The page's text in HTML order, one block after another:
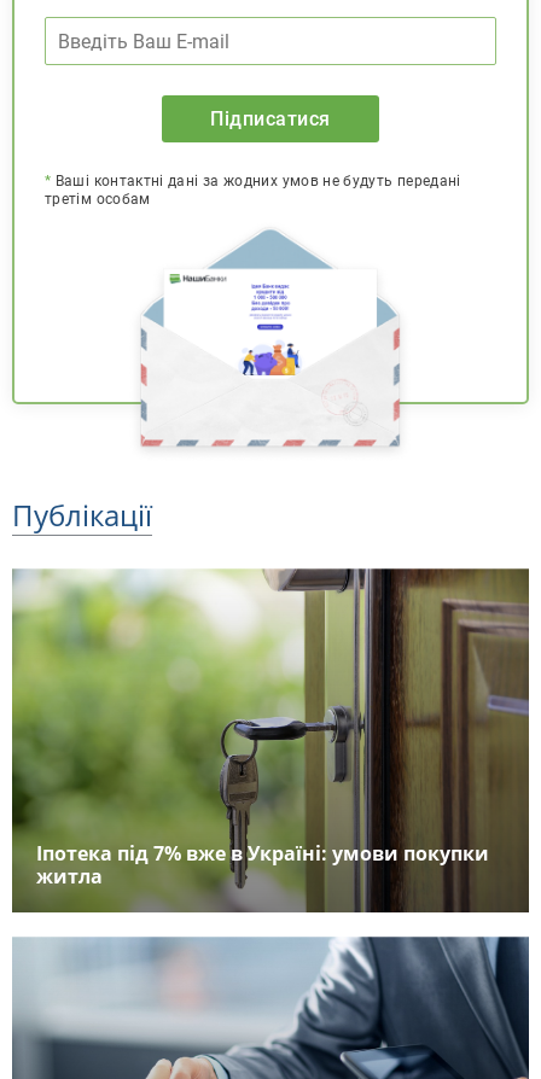
Підписатися
* Ваші контактні дані за жодних умов не будуть передані
третім особам
Публікації
Іпотека під 7% вже в Україні: умови покупки
житла